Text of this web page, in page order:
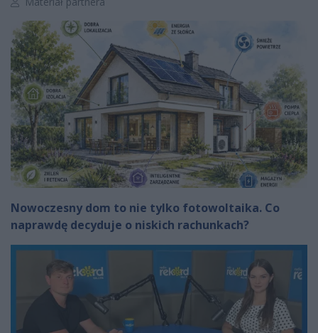
Nowoczesny dom to nie tylko fotowoltaika. Co
naprawdę decyduje o niskich rachunkach?